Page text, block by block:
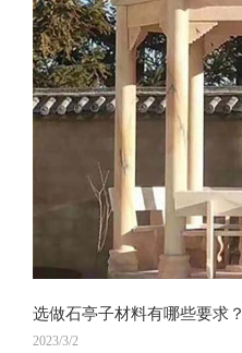
选做石亭子材料有哪些要求？
2023/3/2